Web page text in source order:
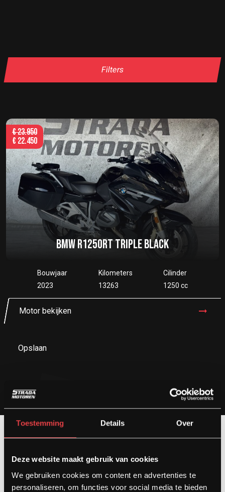
Toestemming Details Over
Deze website maakt gebruik van cookies
We gebruiken cookies om content en advertenties te
personaliseren, om functies voor social media te bieden
Filters
BMW R1250RT TRIPLE BLACK
Bouwjaar
2023
Kilometers
13263
Cilinder
1250 cc
Motor bekijken
€23.950
€ 22.450
Opslaan
Contact
Kardinaal van Rossumstraat 44-A